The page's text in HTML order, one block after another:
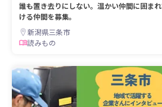
誰も置き去りにしない。温かい仲間に囲ま
ける仲間を募集。
新潟県三条市
読みもの